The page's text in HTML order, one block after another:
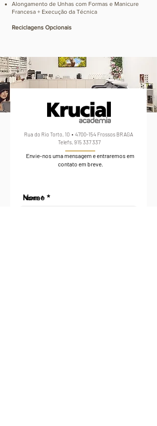
Alongamento de Unhas com Formas e Manicure
Francesa + Execução da Técnica
Reciclagens Opcionais
Envie-nos uma mensagem e entraremos em
contato em breve.
Rua do Rio Torto, 10 • 4700-154 Frossos BRAGA
Telefs. 915 337 337
Nome
Nome *